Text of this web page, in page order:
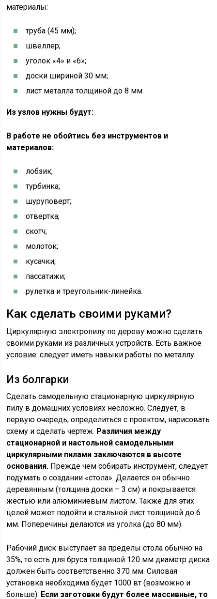
материалы:
труба (45 мм);
швеллер;
уголок «4» и «6»;
доски шириной 30 мм;
лист металла толщиной до 8 мм.
Из узлов нужны будут:
В работе не обойтись без инструментов и
материалов:
лобзик;
турбинка;
шуруповерт;
отвертка;
скотч;
молоток;
кусачки;
пассатижи;
рулетка и треугольник-линейка.
Как сделать своими руками?
Циркулярную электропилу по дереву можно сделать
своими руками из различных устройств. Есть важное
условие: следует иметь навыки работы по металлу.
Из болгарки
Сделать самодельную стационарную циркулярную
пилу в домашних условиях несложно. Следует, в
первую очередь, определиться с проектом, нарисовать
схему и сделать чертеж. Различия между
стационарной и настольной самодельными
циркулярными пилами заключаются в высоте
основания. Прежде чем собирать инструмент, следует
подумать о создании «стола». Делается он обычно
деревянным (толщина доски – 3 см) и покрывается
жестью или алюминиевым листом. Также для этих
целей может подойти и стальной лист толщиной до 6
мм. Поперечины делаются из уголка (до 80 мм).
Рабочий диск выступает за пределы стола обычно на
35%, то есть для бруса толщиной 120 мм диаметр диска
должен быть соответственно 370 мм. Силовая
установка необходима будет 1000 вт (возможно и
больше). Если заготовки будут более массивные, то